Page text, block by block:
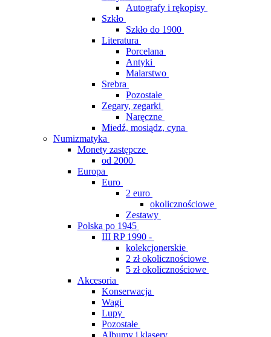
Autografy i rękopisy
Szkło
Szkło do 1900
Literatura
Porcelana
Antyki
Malarstwo
Srebra
Pozostałe
Zegary, zegarki
Naręczne
Miedź, mosiądz, cyna
Numizmatyka
Monety zastępcze
od 2000
Europa
Euro
2 euro
okolicznościowe
Zestawy
Polska po 1945
III RP 1990 -
kolekcjonerskie
2 zł okolicznościowe
5 zł okolicznościowe
Akcesoria
Konserwacja
Wagi
Lupy
Pozostałe
Albumy i klasery